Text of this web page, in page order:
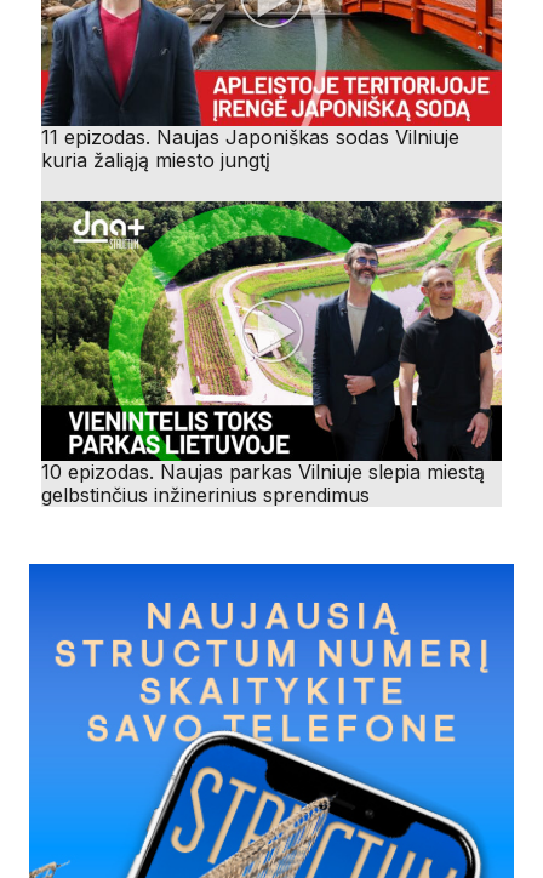
11 epizodas. Naujas Japoniškas sodas Vilniuje
kuria žaliąją miesto jungtį
10 epizodas. Naujas parkas Vilniuje slepia miestą
gelbstinčius inžinerinius sprendimus